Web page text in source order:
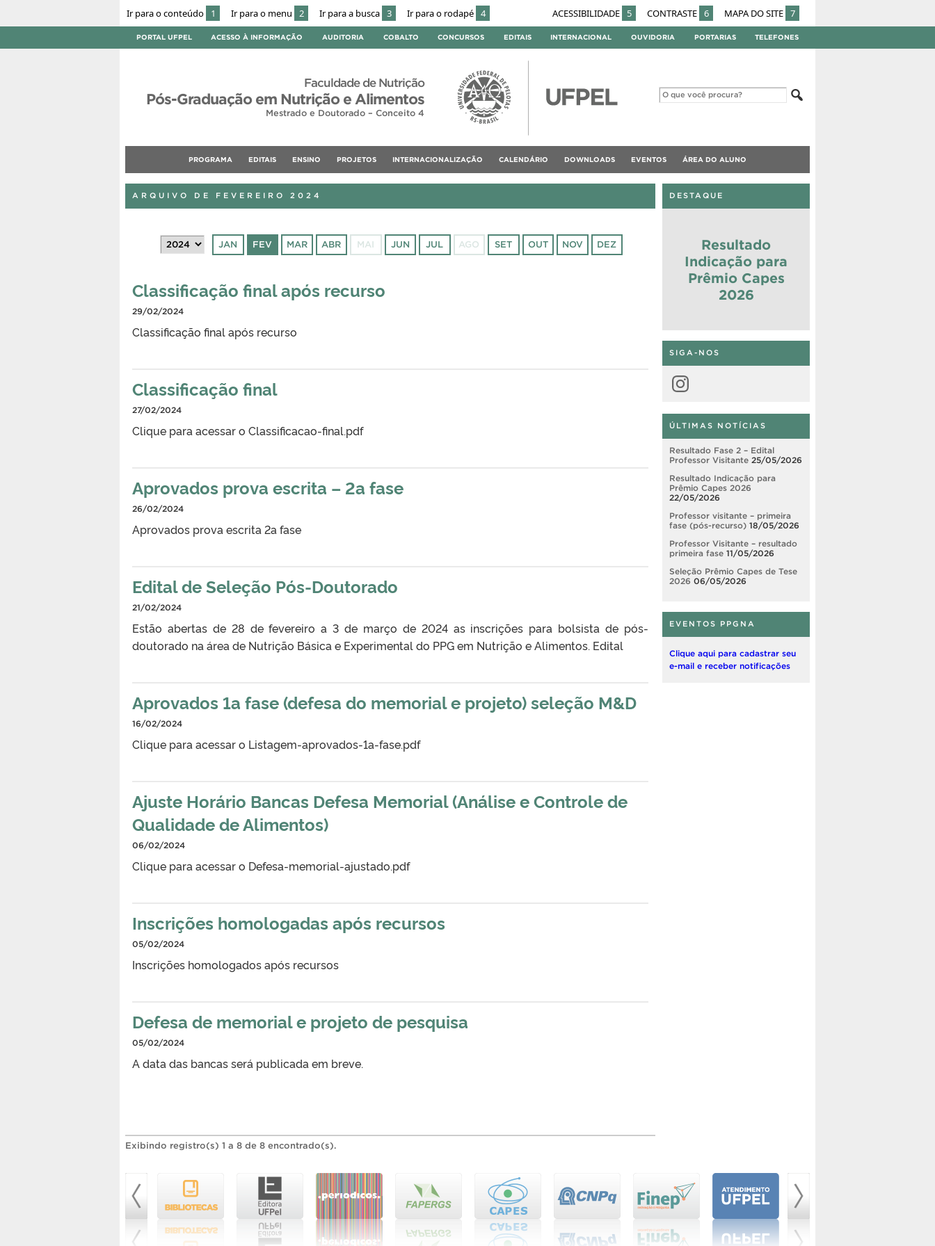
Ir para o conteúdo 1 Ir para o menu 2 Ir para a busca 3 Ir para o rodapé 4 ACESSIBILIDADE 5 CONTRASTE 6 MAPA DO SITE 7
PORTAL UFPEL ACESSO À INFORMAÇÃO AUDITORIA COBALTO CONCURSOS EDITAIS INTERNACIONAL OUVIDORIA PORTARIAS TELEFONES
Faculdade de Nutrição
Pós-Graduação em Nutrição e Alimentos
Mestrado e Doutorado – Conceito 4
PROGRAMA EDITAIS ENSINO PROJETOS INTERNACIONALIZAÇÃO CALENDÁRIO DOWNLOADS EVENTOS ÁREA DO ALUNO
ARQUIVO DE FEVEREIRO 2024
JAN FEV MAR ABR MAI JUN JUL AGO SET OUT NOV DEZ
Classificação final após recurso
29/02/2024
Classificação final após recurso
Classificação final
27/02/2024
Clique para acessar o Classificacao-final.pdf
Aprovados prova escrita – 2a fase
26/02/2024
Aprovados prova escrita 2a fase
Edital de Seleção Pós-Doutorado
21/02/2024
Estão abertas de 28 de fevereiro a 3 de março de 2024 as inscrições para bolsista de pós-
doutorado na área de Nutrição Básica e Experimental do PPG em Nutrição e Alimentos. Edital
Aprovados 1a fase (defesa do memorial e projeto) seleção M&D
16/02/2024
Clique para acessar o Listagem-aprovados-1a-fase.pdf
Ajuste Horário Bancas Defesa Memorial (Análise e Controle de
Qualidade de Alimentos)
06/02/2024
Clique para acessar o Defesa-memorial-ajustado.pdf
Inscrições homologadas após recursos
05/02/2024
Inscrições homologados após recursos
Defesa de memorial e projeto de pesquisa
05/02/2024
A data das bancas será publicada em breve.
Exibindo registro(s) 1 a 8 de 8 encontrado(s).
DESTAQUE
Resultado
Indicação para
Prêmio Capes
2026
SIGA-NOS
Instagram
ÚLTIMAS NOTÍCIAS
Resultado Fase 2 – Edital
Professor Visitante 25/05/2026
Resultado Indicação para
Prêmio Capes 2026
22/05/2026
Professor visitante – primeira
fase (pós-recurso) 18/05/2026
Professor Visitante – resultado
primeira fase 11/05/2026
Seleção Prêmio Capes de Tese
2026 06/05/2026
EVENTOS PPGNA
Clique aqui para cadastrar seu
e-mail e receber notificações